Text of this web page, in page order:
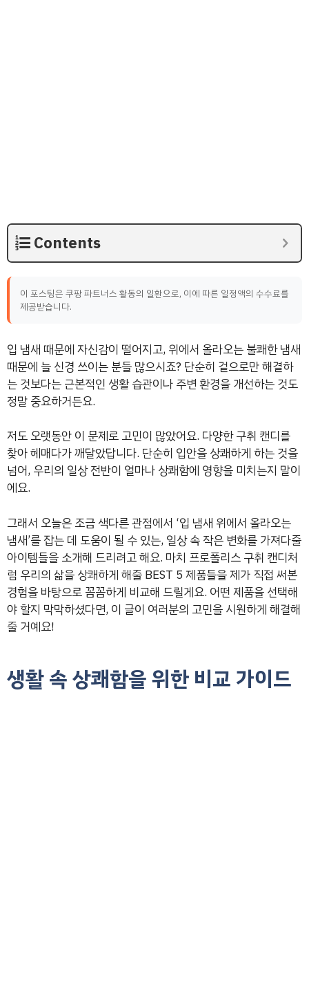
Contents
이 포스팅은 쿠팡 파트너스 활동의 일환으로, 이에 따른 일정액의 수수료를
제공받습니다.
입 냄새 때문에 자신감이 떨어지고, 위에서 올라오는 불쾌한 냄새
때문에 늘 신경 쓰이는 분들 많으시죠? 단순히 겉으로만 해결하
는 것보다는 근본적인 생활 습관이나 주변 환경을 개선하는 것도
정말 중요하거든요.
저도 오랫동안 이 문제로 고민이 많았어요. 다양한 구취 캔디를
찾아 헤매다가 깨달았답니다. 단순히 입안을 상쾌하게 하는 것을
넘어, 우리의 일상 전반이 얼마나 상쾌함에 영향을 미치는지 말이
에요.
그래서 오늘은 조금 색다른 관점에서 ‘입 냄새 위에서 올라오는
냄새’를 잡는 데 도움이 될 수 있는, 일상 속 작은 변화를 가져다줄
아이템들을 소개해 드리려고 해요. 마치 프로폴리스 구취 캔디처
럼 우리의 삶을 상쾌하게 해줄 BEST 5 제품들을 제가 직접 써본
경험을 바탕으로 꼼꼼하게 비교해 드릴게요. 어떤 제품을 선택해
야 할지 막막하셨다면, 이 글이 여러분의 고민을 시원하게 해결해
줄 거예요!
생활 속 상쾌함을 위한 비교 가이드